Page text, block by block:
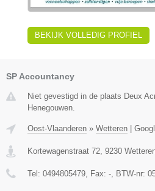
BEKIJK VOLLEDIG PROFIEL
SP Accountancy
Niet gevestigd in de plaats Deux
Henegouwen.
Oost-Vlaanderen » Wetteren
Kortewagenstraat 72, 9230
Tel: 0494805479, Fax: -, BTW-nr: